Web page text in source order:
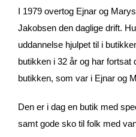
I 1979 overtog Ejnar og
Jakobsen den daglige drift.
uddannelse hjulpet til i
butikken i 32 år og har fortsat
butikken, som var i Ejnar og
Den er i dag en butik med
samt gode sko til folk med